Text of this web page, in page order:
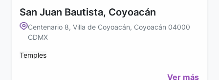
San Juan Bautista, Coyoacán
Centenario 8, Villa de Coyoacán, Coyoacán 04000
CDMX
Temples
Ver más